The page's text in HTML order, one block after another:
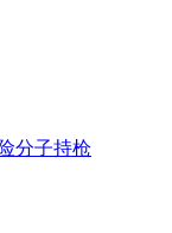
分子持枪